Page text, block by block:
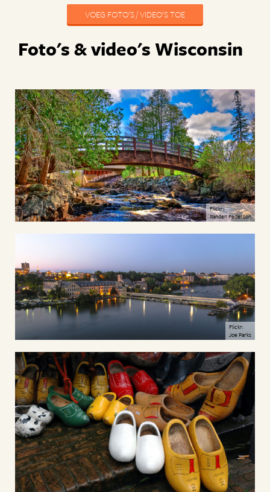
VOEG FOTO'S / VIDEO'S TOE
Foto's & video's Wisconsin
Flickr:
Randen Pederson
Flickr:
Joe Parks